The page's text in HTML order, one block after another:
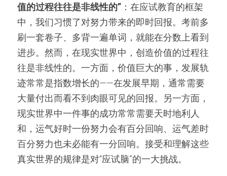
值的过程往往是非线性的” ：在应试教育的框架
中，我们习惯了对努力带来的即时回报。考前多
刷一套卷子、多背一遍单词，就能在分数上看到
进步。然而，在现实世界中，创造价值的过程往
往是非线性的。一方面，价值巨大的事，发展轨
迹常常是指数增长的——在发展早期，通常需要
大量付出而看不到肉眼可见的回报。另一方面，
现实世界中一件事的成功常常需要天时地利人
和，运气好时一份努力会有百分回响、运气差时
百分努力也未必能有一分回响。接受和理解这些
真实世界的规律是对“应试脑”的一大挑战。